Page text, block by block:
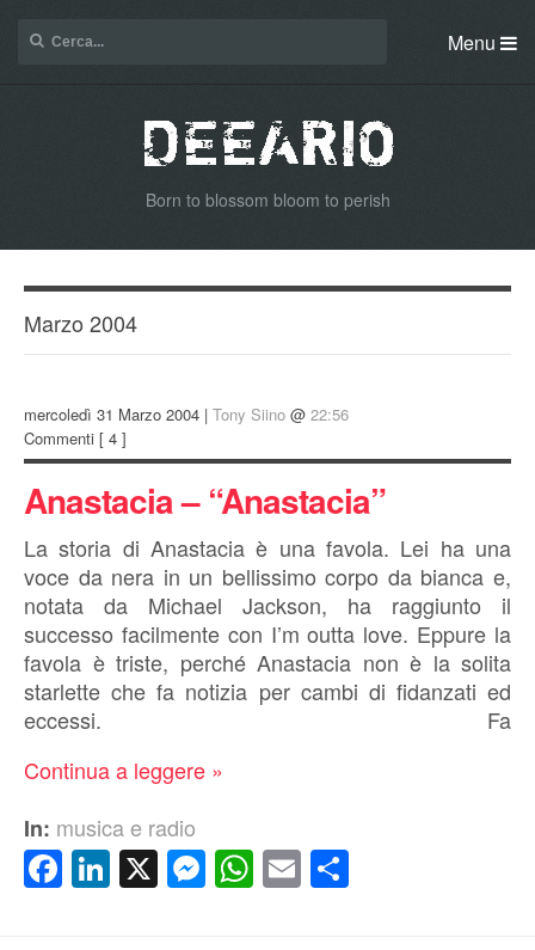
Menu
Born to blossom bloom to perish
Marzo 2004
mercoledì 31 Marzo 2004 | Tony Siino @ 22:56
Commenti [ 4 ]
Anastacia – “Anastacia”
La storia di Anastacia è una favola. Lei ha una
voce da nera in un bellissimo corpo da bianca e,
notata da Michael Jackson, ha raggiunto il
successo facilmente con I’m outta love. Eppure la
favola è triste, perché Anastacia non è la solita
starlette che fa notizia per cambi di fidanzati ed
eccessi. Fa
Continua a leggere »
In: musica e radio
Facebook
LinkedIn
X Messenger
WhatsApp
Email